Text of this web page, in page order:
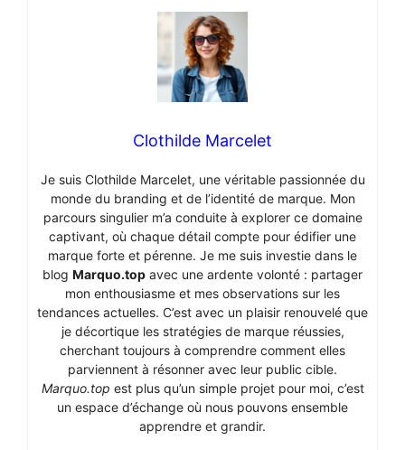
Clothilde Marcelet
Je suis Clothilde Marcelet, une véritable passionnée du
monde du branding et de l’identité de marque. Mon
parcours singulier m’a conduite à explorer ce domaine
captivant, où chaque détail compte pour édifier une
marque forte et pérenne. Je me suis investie dans le
blog Marquo.top avec une ardente volonté : partager
mon enthousiasme et mes observations sur les
tendances actuelles. C’est avec un plaisir renouvelé que
je décortique les stratégies de marque réussies,
cherchant toujours à comprendre comment elles
parviennent à résonner avec leur public cible.
Marquo.top est plus qu’un simple projet pour moi, c’est
un espace d’échange où nous pouvons ensemble
apprendre et grandir.